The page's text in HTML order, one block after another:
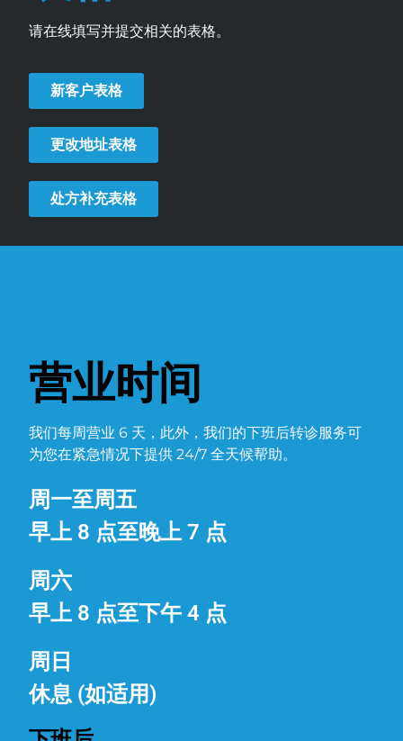
营业时间
我们每周营业 6 天，此外，我们的下班后转诊服务可
为您在紧急情况下提供 24/7 全天候帮助。
周一至周五
早上 8 点至晚上 7 点
周六
早上 8 点至下午 4 点
周日
休息 (如适用)
请在线填写并提交相关的表格。
新客户表格
更改地址表格
处方补充表格